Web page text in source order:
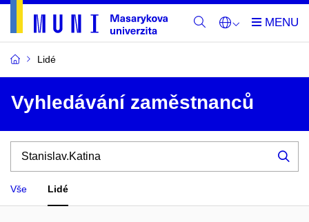
Lidé
Vyhledávání zaměstnanců
Vše
Lidé